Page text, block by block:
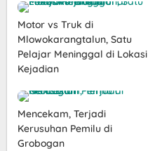
Motor vs Truk di
Mlowokarangtalun, Satu
Pelajar Meninggal di Lokasi
Kejadian
Mencekam, Terjadi
Kerusuhan Pemilu di
Grobogan